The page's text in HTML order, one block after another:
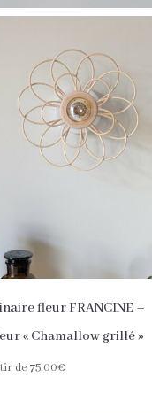
fleur FRANCINE –
« Chamallow grillé »
de 75,00€